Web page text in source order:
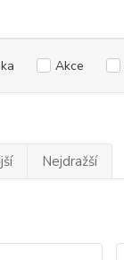
Akce
Nejdražší